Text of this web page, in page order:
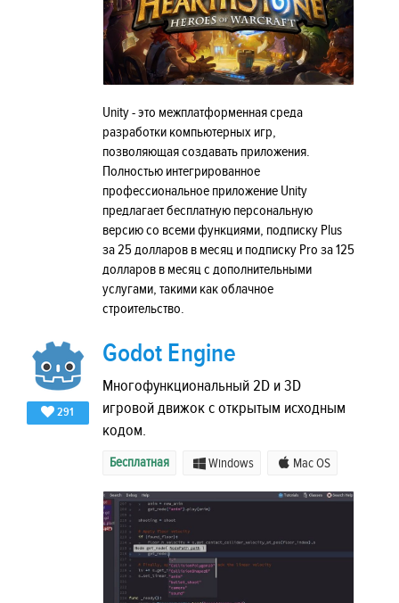
Unity - это межплатформенная среда
разработки компьютерных игр,
позволяющая создавать приложения.
Полностью интегрированное
профессиональное приложение Unity
предлагает бесплатную персональную
версию со всеми функциями, подписку Plus
за 25 долларов в месяц и подписку Pro за 125
долларов в месяц с дополнительными
услугами, такими как облачное
строительство.
291
Godot Engine
Многофункциональный 2D и 3D
игровой движок с открытым исходным
кодом.
Бесплатная Windows Mac OS